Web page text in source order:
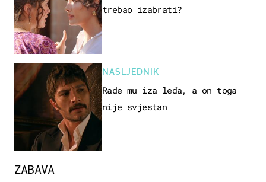
ZABAVA
trebao izabrati?
NASLJEDNIK
Rade mu iza leđa, a on toga
nije svjestan